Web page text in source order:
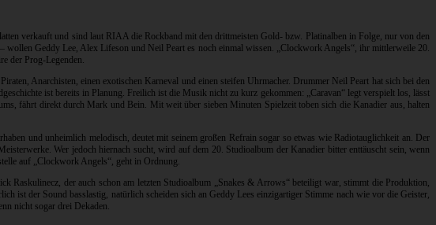
verkauft und sind laut RIAA die Rockband mit den drittmeisten Gold- bzw. Platinalben in Folge, nur von den
wollen Geddy Lee, Alex Lifeson und Neil Peart es noch einmal wissen. „Clockwork Angels“, ihr mittlerweile 20.
der Prog-Legenden.
Anarchisten, einen exotischen Karneval und einen steifen Uhrmacher. Drummer Neil Peart hat sich bei den
ist bereits in Planung. Freilich ist die Musik nicht zu kurz gekommen: „Caravan“ legt verspielt los, lässt
fährt direkt durch Mark und Bein. Mit weit über sieben Minuten Spielzeit toben sich die Kanadier aus, halten
und unheimlich melodisch, deutet mit seinem großen Refrain sogar so etwas wie Radiotauglichkeit an. Der
Wer jedoch hiernach sucht, wird auf dem 20. Studioalbum der Kanadier bitter enttäuscht sein, wenn
auf „Clockwork Angels“, geht in Ordnung.
der auch schon am letzten Studioalbum „Snakes & Arrows“ beteiligt war, stimmt die Produktion,
ist der Sound basslastig, natürlich scheiden sich an Geddy Lees einzigartiger Stimme nach wie vor die Geister,
nicht sogar drei Dekaden.